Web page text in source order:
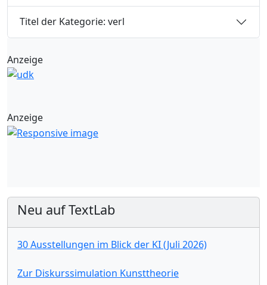
Titel der Kategorie: verl
Anzeige
Anzeige
Neu auf TextLab
30 Ausstellungen im Blick der KI (Juli 2026)
Zur Diskurssimulation Kunsttheorie